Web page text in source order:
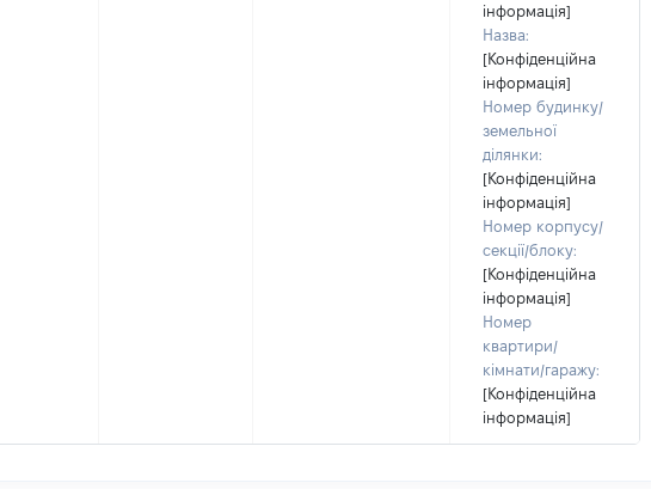
інформація]
Назва:
[Конфіденційна
інформація]
Номер будинку/
земельної
ділянки:
[Конфіденційна
інформація]
Номер корпусу/
секції/блоку:
[Конфіденційна
інформація]
Номер
квартири/
кімнати/гаражу:
[Конфіденційна
інформація]